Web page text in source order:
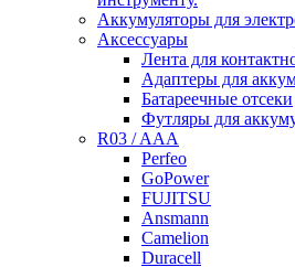
Аккумуляторы для
Аксессуары
Лента для
Адаптеры для
Батареечные отсеки
Футляры для
R03 / AAA
Perfeo
GoPower
FUJITSU
Ansmann
Camelion
Duracell